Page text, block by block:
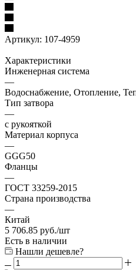
Артикул: 107-4959
Характеристики
Инженерная система
—
Водоснабжение, Отопление,
Тип затвора
—
с рукояткой
Материал корпуса
—
GGG50
Фланцы
—
ГОСТ 33259-2015
Страна производства
—
Китай
5 706.85 руб./шт
Есть в наличии
Нашли дешевле?